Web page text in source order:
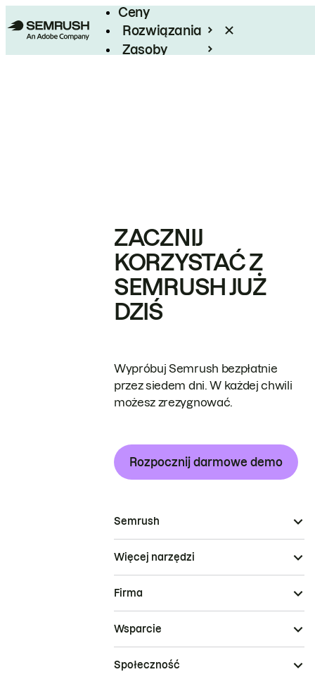
Ceny
Rozwiązania
Zasoby
ZACZNIJ
KORZYSTAĆ Z
SEMRUSH JUŻ
DZIŚ
Wypróbuj Semrush bezpłatnie
przez siedem dni. W każdej chwili
możesz zrezygnować.
Rozpocznij darmowe demo
Semrush
Więcej narzędzi
Firma
Wsparcie
Społeczność